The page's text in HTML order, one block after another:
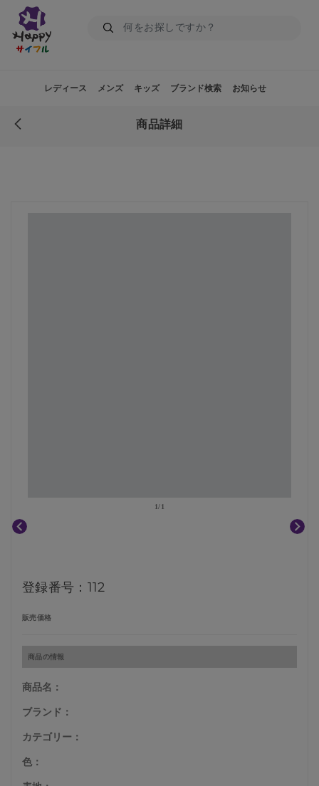
レディース メンズ キッズ ブランド検索 お知らせ
商品詳細
1/1
登録番号：112
販売価格
商品の情報
商品名：
ブランド：
カテゴリー：
色：